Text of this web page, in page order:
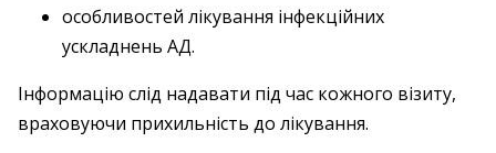
особливостей лікування інфекційних
ускладнень АД.
Інформацію слід надавати під час кожного візиту,
враховуючи прихильність до лікування.